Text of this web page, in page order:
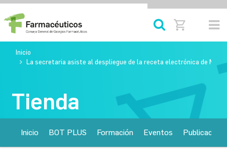
Inicio
La secretaria asiste al despliegue de la receta electrónica de
Tienda
Inicio BOT PLUS Formación Eventos